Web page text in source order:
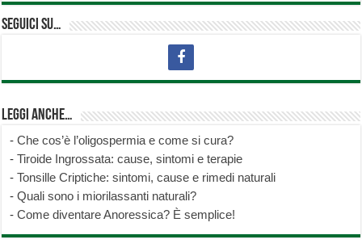
Seguici su…
Leggi anche…
-Che cos’è l’oligospermia e come si cura?
-Tiroide Ingrossata: cause, sintomi e terapie
-Tonsille Criptiche: sintomi, cause e rimedi naturali
-Quali sono i miorilassanti naturali?
-Come diventare Anoressica? È semplice!